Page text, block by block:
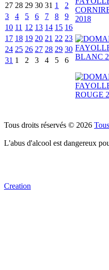
27 28 29 30 31 1
2
3
4 5 6 7 8
9
10 11 12 13 14 15 16
17 18 19 20 21 22 23
24 25 26 27 28 29 30
31 1 2 3 4 5 6
Tous droits réservés © 2026
L'abus d'alcool est dangereux
Creation